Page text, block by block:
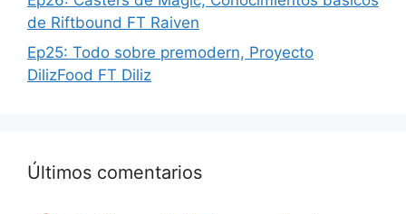
de Riftbound FT Raiven
Ep25: Todo sobre premodern, Proyecto
DilizFood FT Diliz
Últimos comentarios